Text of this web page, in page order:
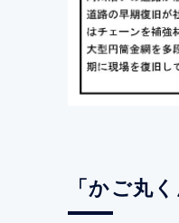
「かご丸